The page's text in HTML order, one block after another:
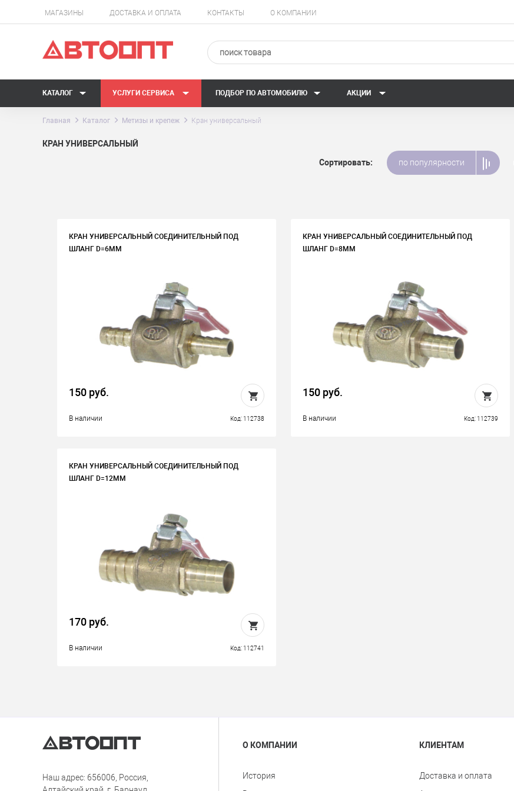
МАГАЗИНЫ ДОСТАВКА И ОПЛАТА КОНТАКТЫ О КОМПАНИИ
КАТАЛОГ УСЛУГИ СЕРВИСА ПОДБОР ПО АВТОМОБИЛЮ АКЦИИ
Главная Каталог Метизы и крепеж Кран универсальный
КРАН УНИВЕРСАЛЬНЫЙ
Сортировать:
по популярности
КРАН УНИВЕРСАЛЬНЫЙ СОЕДИНИТЕЛЬНЫЙ ПОД
ШЛАНГ D=6ММ
150 руб.
В наличии Код: 112738
КРАН УНИВЕРСАЛЬНЫЙ СОЕДИНИТЕЛЬНЫЙ ПОД
ШЛАНГ D=8ММ
150 руб.
В наличии Код: 112739
КРАН УНИВЕРСАЛЬНЫЙ СОЕДИНИТЕЛЬНЫЙ ПОД
ШЛАНГ D=12ММ
170 руб.
В наличии Код: 112741
Наш адрес: 656006, Россия,
О КОМПАНИИ
История
КЛИЕНТАМ
Доставка и оплата